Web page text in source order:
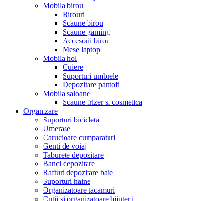
Mobila birou
Birouri
Scaune birou
Scaune gaming
Accesorii birou
Mese laptop
Mobila hol
Cuiere
Suporturi umbrele
Depozitare pantofi
Mobila saloane
Scaune frizer si cosmetica
Organizare
Suporturi bicicleta
Umerase
Carucioare cumparaturi
Genti de voiaj
Taburete depozitare
Banci depozitare
Rafturi depozitare baie
Suporturi haine
Organizatoare tacamuri
Cutii si organizatoare bijuterii